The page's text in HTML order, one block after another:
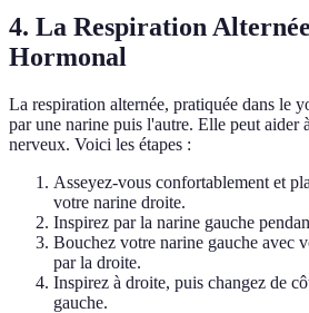
4. La Respiration
Hormonal
La respiration alternée, pratiquée dans le
par une narine puis l'autre. Elle peut aider
nerveux. Voici les étapes :
Asseyez-vous confortablement et
votre narine droite.
Inspirez par la narine gauche
Bouchez votre narine gauche avec
par la droite.
Inspirez à droite, puis changez de
gauche.